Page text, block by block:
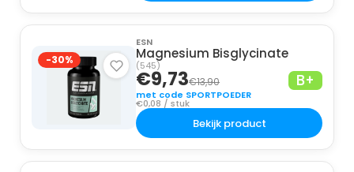
-30%
ESN
Magnesium Bisglycinate
(545)
€9,73€13,90
met code SPORTPOEDER
€0,08 / stuk
B+
Bekijk product